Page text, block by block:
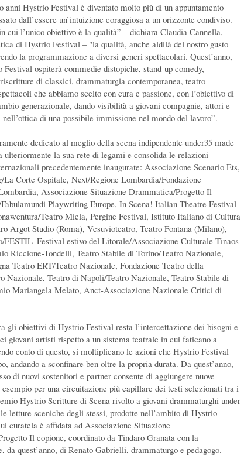
anni Hystrio Festival è diventato molto più di un appuntamento
dall’essere un’intuizione coraggiosa a un orizzonte condiviso.
cui l’unico obiettivo è la qualità” – dichiara Claudia Cannella,
di Hystrio Festival – "la qualità, anche aldilà del nostro gusto
la programmazione a diversi generi spettacolari. Quest’anno,
ospiterà commedie distopiche, stand-up comedy,
di classici, drammaturgia contemporanea, teatro
che abbiamo scelto con cura e passione, con l’obiettivo di
generazionale, dando visibilità a giovani compagnie, attori e
di una possibile immissione nel mondo del lavoro”.
dedicato al meglio della scena indipendente under35 made
la sua rete di legami e consolida le relazioni
precedentemente inaugurate: Associazione Scenario Ets,
La Corte Ospitale, Next/Regione Lombardia/Fondazione
Associazione Situazione Drammatica/Progetto Il
Playwriting Europe, In Scena! Italian Theatre Festival
Teatro Miela, Pergine Festival, Istituto Italiano di Cultura
Argot Studio (Roma), Vesuvioteatro, Teatro Fontana (Milano),
FESTIL_Festival estivo del Litorale/Associazione Culturale Tinaos
Riccione-Tondelli, Teatro Stabile di Torino/Teatro Nazionale,
Teatro ERT/Teatro Nazionale, Fondazione Teatro della
Nazionale, Teatro di Napoli/Teatro Nazionale, Teatro Stabile di
Mariangela Melato, Anct-Associazione Nazionale Critici di
gli obiettivi di Hystrio Festival resta l’intercettazione dei bisogni e
giovani artisti rispetto a un sistema teatrale in cui faticano a
conto di questo, si moltiplicano le azioni che Hystrio Festival
andando a sconfinare ben oltre la propria durata. Da quest’anno,
di nuovi sostenitori e partner consente di aggiungere nuove
per una circuitazione più capillare dei testi selezionati tra i
Hystrio Scritture di Scena rivolto a giovani drammaturghi under
letture sceniche degli stessi, prodotte nell’ambito di Hystrio
curatela è affidata ad Associazione Situazione
Il copione, coordinato da Tindaro Granata con la
da quest’anno, di Renato Gabrielli, drammaturgo e pedagogo.